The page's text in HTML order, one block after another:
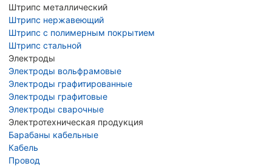
Штрипс металлический
Штрипс нержавеющий
Штрипс с полимерным покрытием
Штрипс стальной
Электроды
Электроды вольфрамовые
Электроды графитированные
Электроды графитовые
Электроды сварочные
Электротехническая продукция
Барабаны кабельные
Кабель
Провод